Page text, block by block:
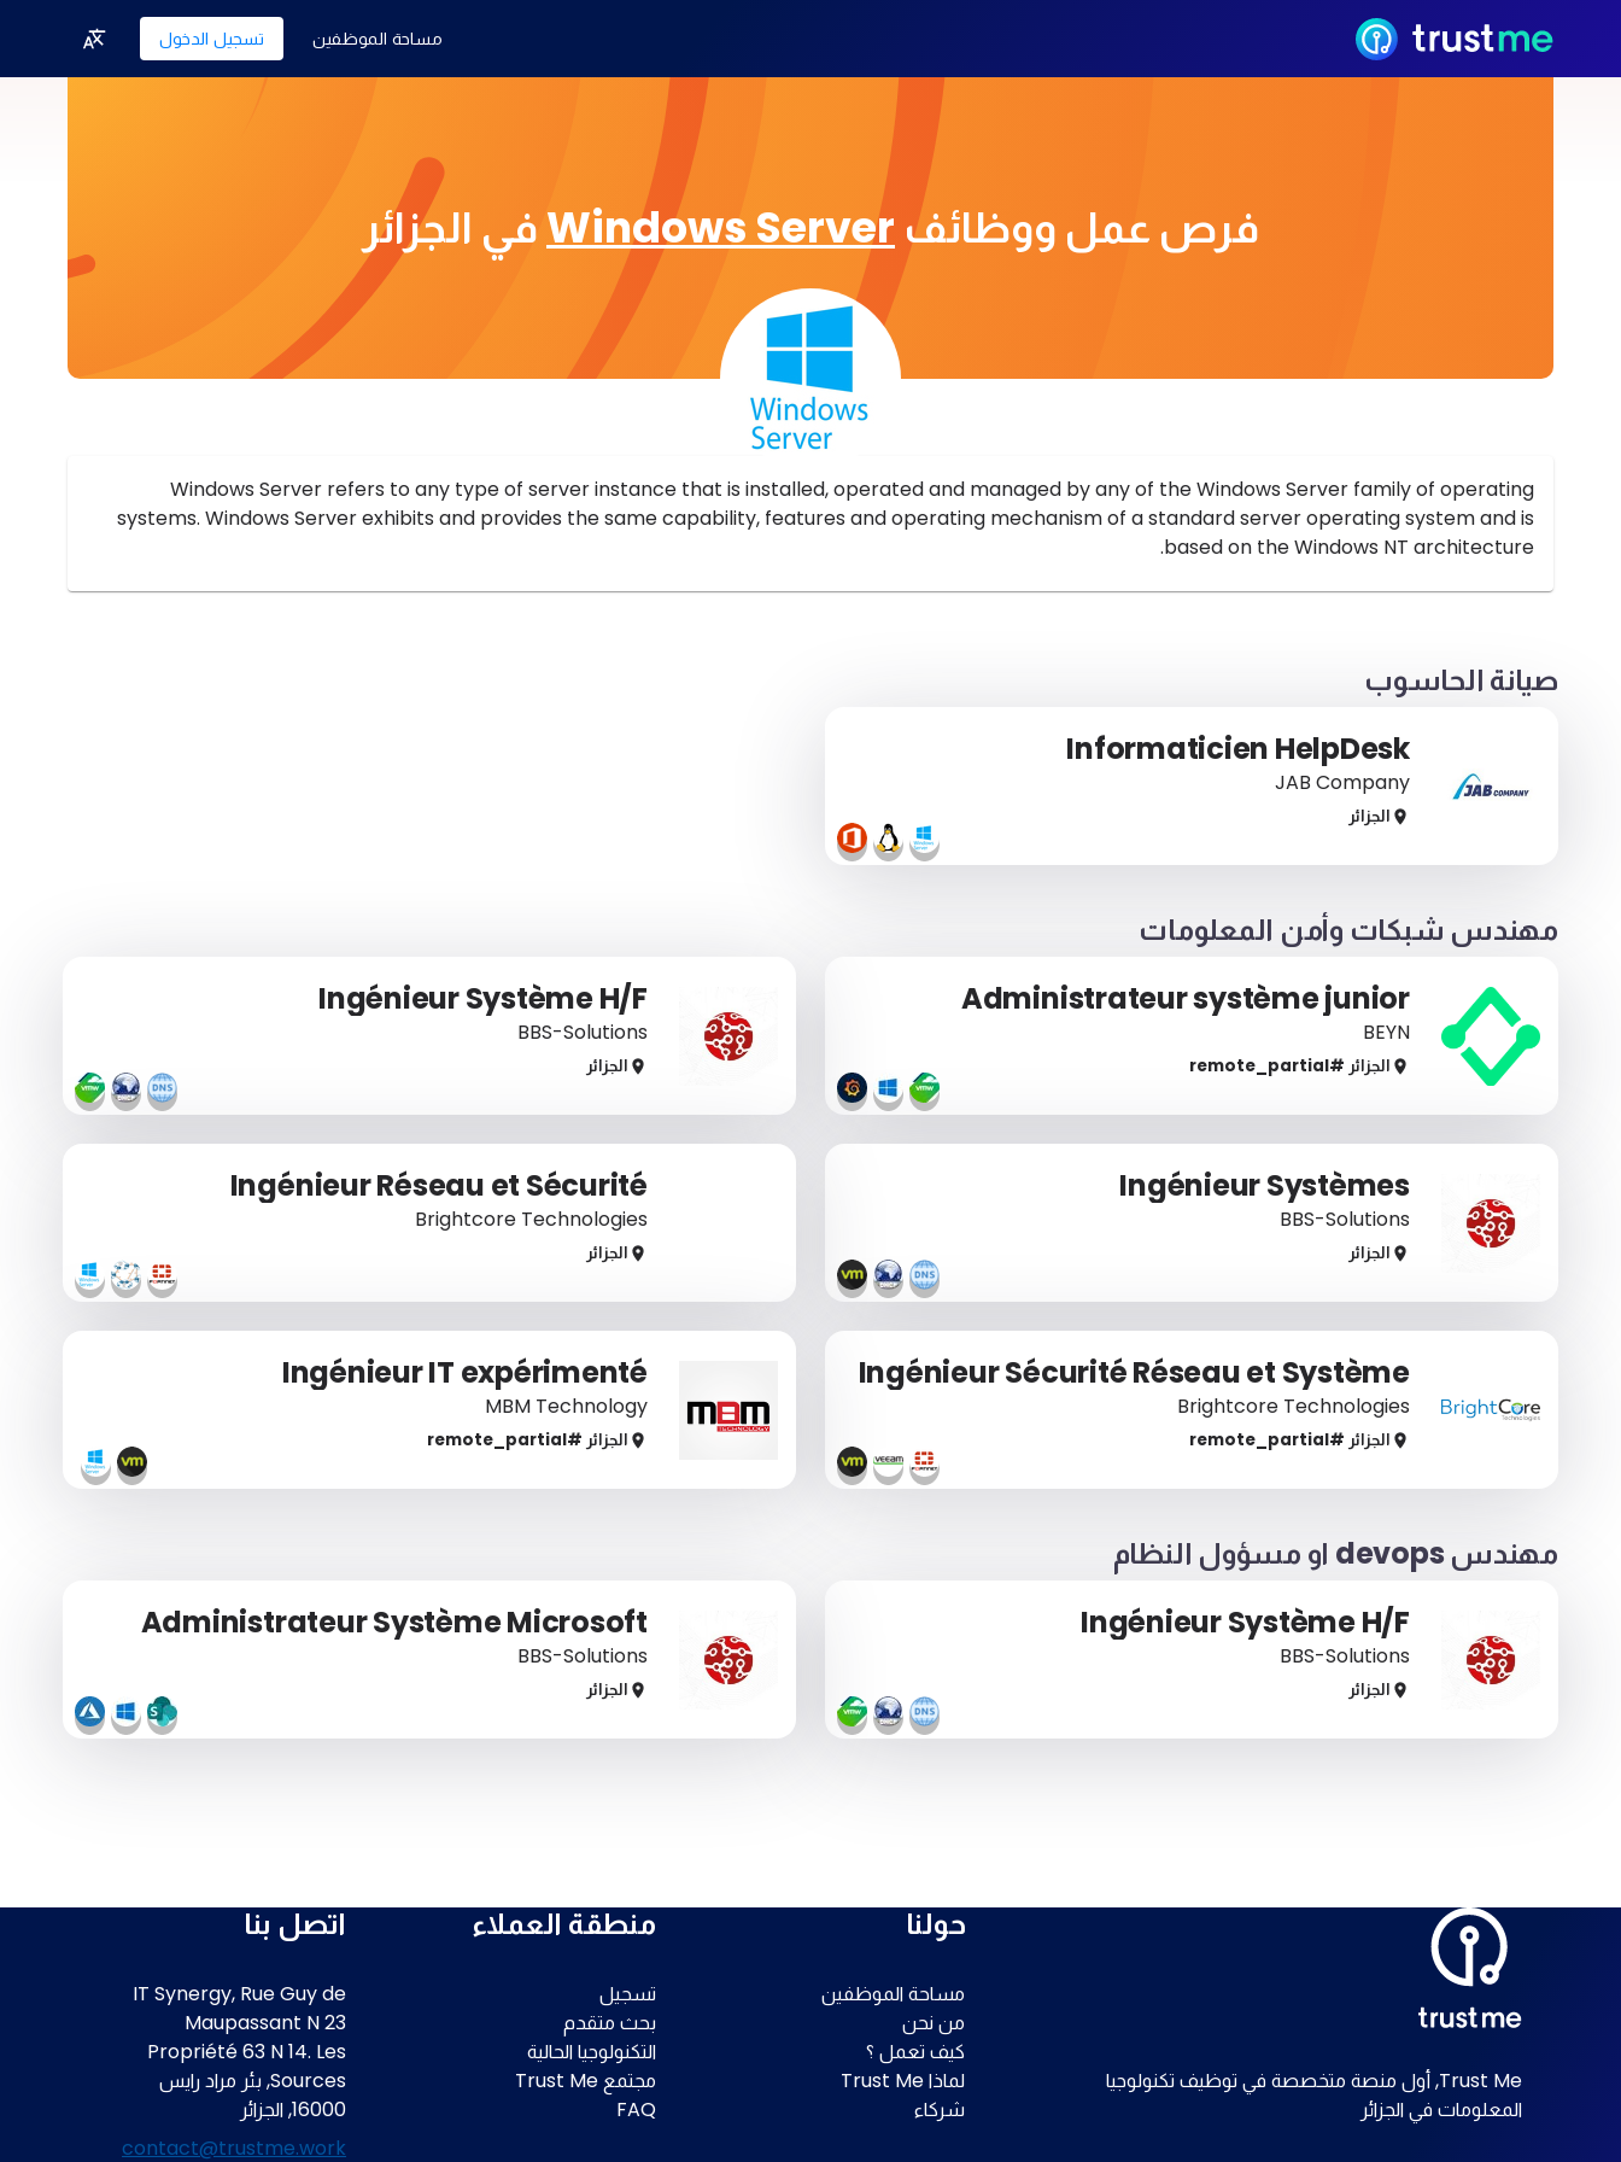
مساحة الموظفين تسجيل الدخول
فرص عمل ووظائف Windows Serverفي الجزائر
Windows Server refers to any type of server instance that is installed, operated and managed by any of the Windows Server family of operating
systems. Windows Server exhibits and provides the same capability, features and operating mechanism of a standard server operating system and is
based on the Windows NT architecture.
صيانة الحاسوب
Informaticien HelpDesk
JAB Company
الجزائر
مهندس شبكات وأمن المعلومات
Administrateur système junior
BEYN
الجزائر #remote_
partial
Ingénieur Système H/F
BBS-Solutions
الجزائر
Ingénieur Systèmes
BBS-Solutions
الجزائر
Ingénieur Réseau et Sécurité
Brightcore Technologies
الجزائر
Ingénieur Sécurité Réseau et Système
Brightcore Technologies
الجزائر #remote_
partial
Ingénieur IT expérimenté
MBM Technology
الجزائر #remote_
partial
مهندس devops او مسؤول النظام
Ingénieur Système H/F
BBS-Solutions
الجزائر
Administrateur Système Microsoft
BBS-Solutions
الجزائر
Trust Me, أول منصة متخصصة في توظيف تكنولوجيا
المعلومات في الجزائر
حولنا
مساحة الموظفين
من نحن
كيف تعمل ؟
لماذا Trust Me
شركاء
منطقة العملاء
تسجيل
بحث متقدم
التكنولوجيا الحالية
مجتمع Trust Me
FAQ
اتصل بنا
IT Synergy, Rue Guy de
Maupassant N 23
Propriété 63 N 14. Les
Sources, بئر مراد رايس
16000, الجزائر
contact@trustme.work